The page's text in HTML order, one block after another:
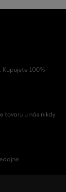
Kupujete 100%
tovaru u nás nikdy